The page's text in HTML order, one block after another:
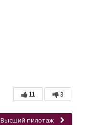
11 3
Высший пилотаж